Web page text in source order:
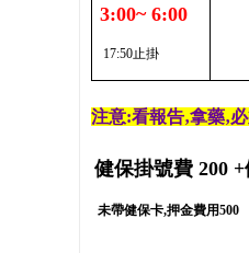
3:00~ 6:00
17:50止掛
注意:看報告‚拿藥‚
健保掛號費 200 +
未帶健保卡,押金費用500